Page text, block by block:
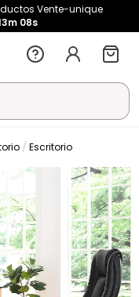
Vente-unique
07s
Escritorio